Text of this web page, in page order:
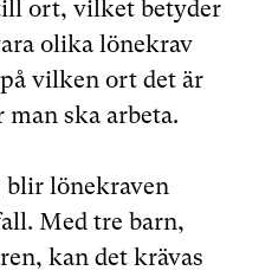
ort, vilket betyder
olika lönekrav
vilken ort det är
ska arbeta.
lönekraven
Med tre barn,
kan det krävas